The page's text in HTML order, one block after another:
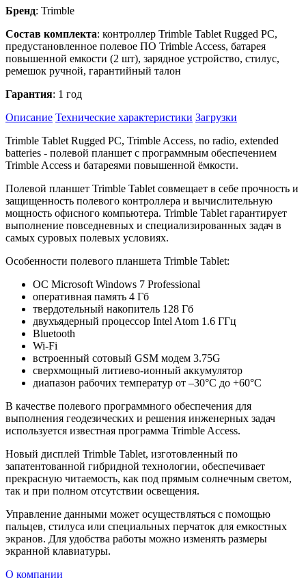
Бренд: Trimble
Состав комплекта: контроллер Trimble Tablet Rugged PC,
предустановленное полевое ПО Trimble Access, батарея
повышенной емкости (2 шт), зарядное устройство, стилус,
ремешок ручной, гарантийный талон
Гарантия: 1 год
Описание Технические характеристики Загрузки
Trimble Tablet Rugged PC, Trimble Access, no radio, extended
batteries - полевой планшет с программным обеспечением
Trimble Access и батареями повышенной ёмкости.
Полевой планшет Trimble Tablet совмещает в себе прочность и
защищенность полевого контроллера и вычислительную
мощность офисного компьютера. Trimble Tablet гарантирует
выполнение повседневных и специализированных задач в
самых суровых полевых условиях.
Особенности полевого планшета Trimble Tablet:
ОС Microsoft Windows 7 Professional
оперативная память 4 Гб
твердотельный накопитель 128 Гб
двухъядерный процессор Intel Atom 1.6 ГГц
Bluetooth
Wi-Fi
встроенный сотовый GSM модем 3.75G
сверхмощный литиево-ионный аккумулятор
диапазон рабочих температур от –30°C до +60°C
В качестве полевого программного обеспечения для
выполнения геодезических и решения инженерных задач
используется известная программа Trimble Access.
Новый дисплей Trimble Tablet, изготовленный по
запатентованной гибридной технологии, обеспечивает
прекрасную читаемость, как под прямым солнечным светом,
так и при полном отсутствии освещения.
Управление данными может осуществляться с помощью
пальцев, стилуса или специальных перчаток для емкостных
экранов. Для удобства работы можно изменять размеры
экранной клавиатуры.
О компании